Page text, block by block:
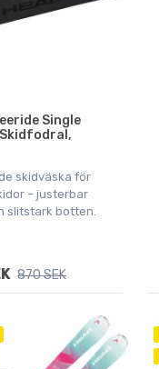
Single
skidväska för
– justerbar
slitstark botten.
870 SEK